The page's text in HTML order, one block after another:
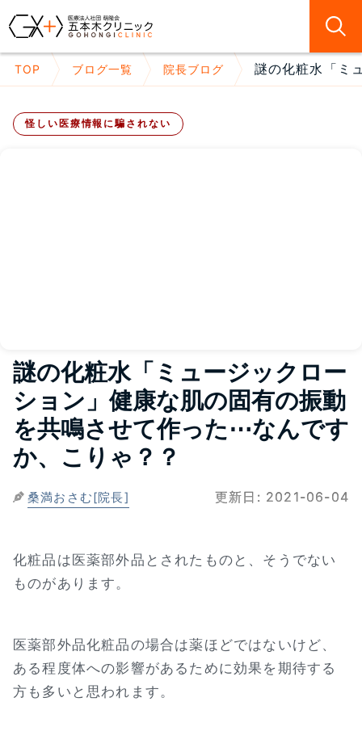
TOP ブログ一覧 院長ブログ 謎の化粧水「ミ
怪しい医療情報に騙されない
謎の化粧水「ミュージックロー
ション」健康な肌の固有の振動
を共鳴させて作った⋯なんです
か、こりゃ？？
桑満おさむ[院長] 更新日: 2021-06-04
化粧品は医薬部外品とされたものと、そうでない
ものがあります。
医薬部外品化粧品の場合は薬ほどではないけど、
ある程度体への影響があるために効果を期待する
方も多いと思われます。